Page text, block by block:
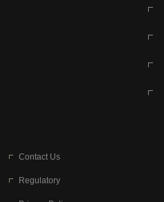
Contact Us
Regulatory